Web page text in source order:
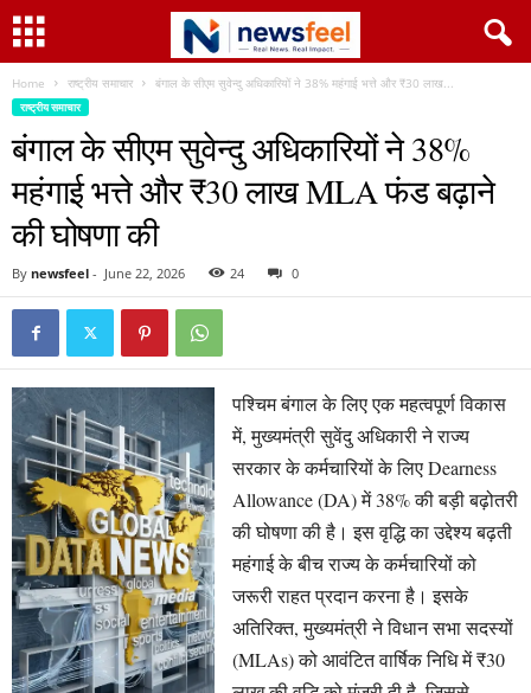
Home राष्ट्रीय समाचार बंगाल के सीएम सुवेन्दु अधिकारियों ने 38% महंगाई भत्ते और ₹30 लाख...
राष्ट्रीय समाचार
बंगाल के सीएम सुवेन्दु अधिकारियों ने 38%
महंगाई भत्ते और ₹30 लाख MLA फंड बढ़ाने
की घोषणा की
By newsfeel - June 22, 2026 24 0
पश्चिम बंगाल के लिए एक महत्वपूर्ण विकास
में, मुख्यमंत्री सुवेंदु अधिकारी ने राज्य
सरकार के कर्मचारियों के लिए Dearness
Allowance (DA) में 38% की बड़ी बढ़ोतरी
की घोषणा की है। इस वृद्धि का उद्देश्य बढ़ती
महंगाई के बीच राज्य के कर्मचारियों को
जरूरी राहत प्रदान करना है। इसके
अतिरिक्त, मुख्यमंत्री ने विधान सभा सदस्यों
(MLAs) को आवंटित वार्षिक निधि में ₹30